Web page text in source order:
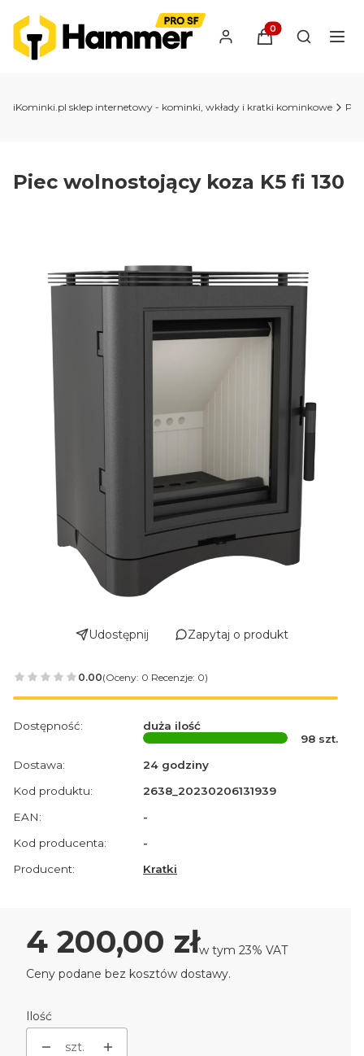
Produkty w
Otwórz
iKominki.pl sklep internetowy - kominki, wkłady i kratki kominkowe
Piec wolnostojący koza K5 fi 130
Udostępnij Zapytaj o produkt
0.00(Oceny: 0 Recenzje: 0)
Dostępność:
duża ilość
98 szt.
Dostawa:
24 godziny
Kod produktu:
2638_20230206131939
EAN:
-
Kod producenta:
-
Producent:
Kratki
Cena
4 200,00 złw tym 23% VAT
w tym 23% VAT
Ceny podane bez kosztów dostawy.
Ilość
szt.